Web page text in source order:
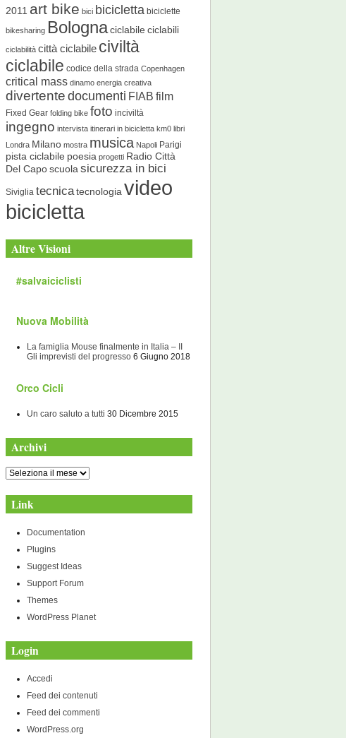
2011 art bike bici bicicletta biciclette
bikesharing Bolognaciclabile ciclabili
ciclabilità città ciclabile civiltà
ciclabile codice della strada Copenhagen
critical mass dinamo energia creativa
divertentedocumenti FIAB film
Fixed Gear folding bike foto inciviltà
ingegno intervista itinerari in bicicletta km0 libri
Londra Milano mostra musica Napoli Parigi
pista ciclabile poesia progetti Radio Città
Del Capo scuolasicurezza in bici
Siviglia tecnicatecnologiavideo
bicicletta
Altre Visioni
#salvaiciclisti
Nuova Mobilità
La famiglia Mouse finalmente in Italia – II
Gli imprevisti del progresso 6 Giugno 2018
Orco Cicli
Un caro saluto a tutti 30 Dicembre 2015
Archivi
Archivi
Link
Documentation
Plugins
Suggest Ideas
Support Forum
Themes
WordPress Planet
Login
Accedi
Feed dei contenuti
Feed dei commenti
WordPress.org